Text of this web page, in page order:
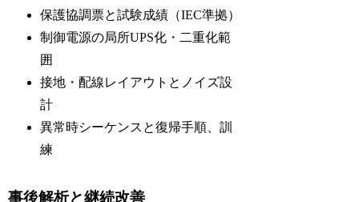
保護協調票と試験成績（IEC準拠）
制御電源の局所UPS化・二重化範
囲
接地・配線レイアウトとノイズ設
計
異常時シーケンスと復帰手順、訓
練
事後解析と継続改善